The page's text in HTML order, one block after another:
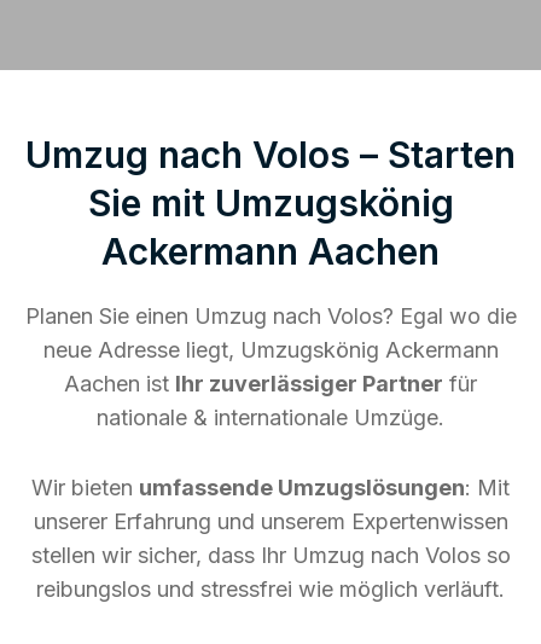
Umzug nach Volos – Starten
Sie mit Umzugskönig
Ackermann Aachen
Planen Sie einen Umzug nach Volos? Egal wo die
neue Adresse liegt, Umzugskönig Ackermann
Aachen ist Ihr zuverlässiger Partner für
nationale & internationale Umzüge.
Wir bieten umfassende Umzugslösungen: Mit
unserer Erfahrung und unserem Expertenwissen
stellen wir sicher, dass Ihr Umzug nach Volos so
reibungslos und stressfrei wie möglich verläuft.